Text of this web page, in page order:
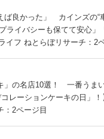
ば良かった」 カインズの“
ライバシーも保てて安心」
イフ ねとらぼリサーチ：2
」の名店10選！ 一番うま
コレーションケーキの日」
：2ページ目